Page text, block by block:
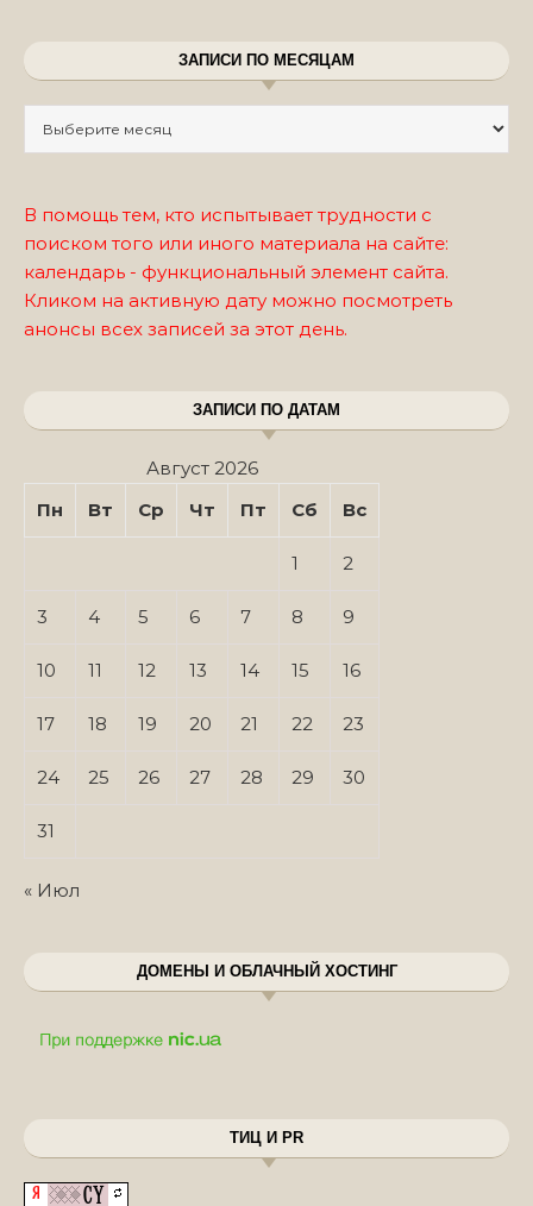
ЗАПИСИ ПО МЕСЯЦАМ
В помощь тем, кто испытывает трудности с
поиском того или иного материала на сайте:
календарь - функциональный элемент сайта.
Кликом на активную дату можно посмотреть
анонсы всех записей за этот день.
ЗАПИСИ ПО ДАТАМ
Август 2026
Пн
Вт Ср Чт Пт Сб Вс
1 2
3 4 5 6 7 8 9
10 11 12 13 14 15 16
17 18 19 20 21 22 23
24 25 26 27 28 29 30
31
« Июл
ДОМЕНЫ И ОБЛАЧНЫЙ ХОСТИНГ
ТИЦ И PR